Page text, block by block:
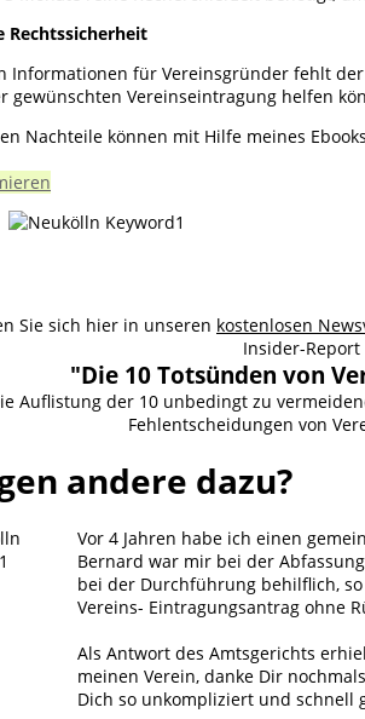
Rechtssicherheit
Informationen für Vereinsgründer fehlt
gewünschten Vereinseintragung helfen
Nachteile können mit Hilfe meines
Sie sich hier in unseren kostenlosen
Insider-Report
"Die 10 Totsünden von
Auflistung der 10 unbedingt zu
Fehlentscheidungen von
andere dazu?
Vor 4 Jahren habe ich einen
Bernard war mir bei der
bei der Durchführung behilflich,
Vereins- Eintragungsantrag ohne
Als Antwort des Amtsgerichts
meinen Verein, danke Dir
Dich so unkompliziert und schnell